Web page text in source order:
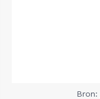
Bron: